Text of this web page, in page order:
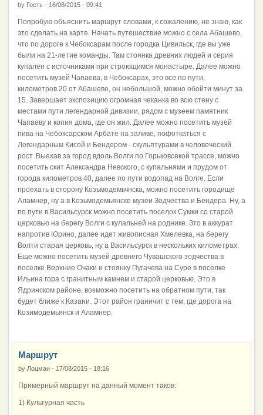
by Гость - 16/08/2015 - 09:41
Попробую объяснить маршрут словами, к сожалению, не знаю, как
это сделать на карте. Начать путешествие можно с села Абашево,
что по дороге к Чебоксарам после городка Цивильск, где вы уже
были на 21-летие команды. Там стоянка древних людей и серия
купален с источниками при строющимся монастыре. Далее можно
посетить музей Чапаева, в Чебоксарах, это все по пути,
километров 20 от Абашево, он небольшой, можно обойти минут за
15. Завершает экспозицию огромная чеканка во всю стену с
местами пути легендарной дивизии, рядом с музеем памятник
Чапаеву и копия дома, где он жил. Далее можно посетить музей
пива на Чебоксарском Арбате на заливе, пофоткаться с
Легендарным Кисой и Бендером - скульптурами в человеческий
рост. Выехав за город вдоль Волги по Горьковсекой трассе, можно
посетить скит Александра Невского, с купальнями и прудом от
города километров 40, далее по пути водопад на Волге. Если
проехать в сторону Козьмодемьчнска, можно посетить городище
Аламнер, ну а в Козьмодемьянске музеи Зодчества и Бендера. Ну, а
по пути в Васильсурск можно посетить поселок Сумки со старой
церковью на берегу Волги с кулальней на роднике. Зто в аккурат
напротив Юрино, далее идет живописная Хмелевка, на берегу
Волти старая церковь, ну а Васильсурск в нескольких километрах.
Еще можно посетить музей древнего Чувашского зодчества в
поселке Верхние Очаки и стоянку Пугачева на Суре в поселке
Ильина гора с гранитным камнем и старой церковью. Это в
Ядринском районе, возможно посетить на обратном пути, так
будет ближе к Казани. Этот район граничит с тем, где дорога на
Козимодемьянск и Аламнер.
Маршрут
by Лоцман - 17/08/2015 - 18:16
Примерный маршрут на данный момент таков:
1) Культурная часть